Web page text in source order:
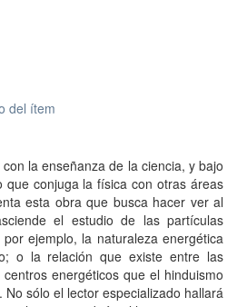
del ítem
la enseñanza de la ciencia, y bajo
que conjuga la física con otras áreas
esta obra que busca hacer ver al
el estudio de las partículas
ejemplo, la naturaleza energética
o la relación que existe entre las
energéticos que el hinduismo
sólo el lector especializado hallará